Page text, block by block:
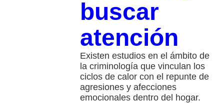
buscar
atención
Existen estudios en el ámbito de
la criminología que vinculan los
ciclos de calor con el repunte de
agresiones y afecciones
emocionales dentro del hogar.